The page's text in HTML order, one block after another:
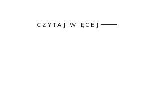
CZYTAJ WIĘCEJ